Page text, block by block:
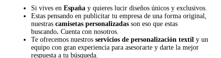
Si vives en España y quieres lucir diseños únicos y exclusivos.
Estas pensando en publicitar tu empresa de una forma original,
nuestras camisetas personalizadas son eso que estas
buscando. Cuenta con nosotros.
Te ofrecemos nuestros servicios de personalización textil y un
equipo con gran experiencia para asesorarte y darte la mejor
respuesta a tu búsqueda.